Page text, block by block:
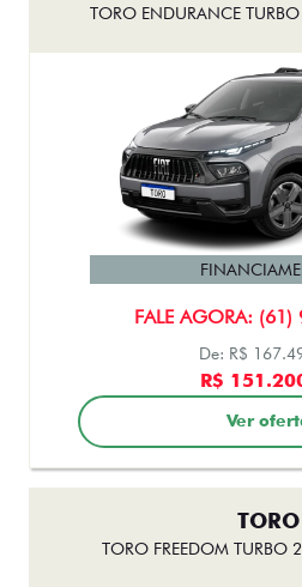
TORO ENDURANCE
FALE AGORA:
De: R$
R$
Ver
TORO
TORO FREEDOM TURBO